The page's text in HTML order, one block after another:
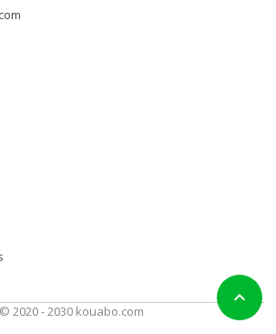

© 2020 - 2030 kouabo.com